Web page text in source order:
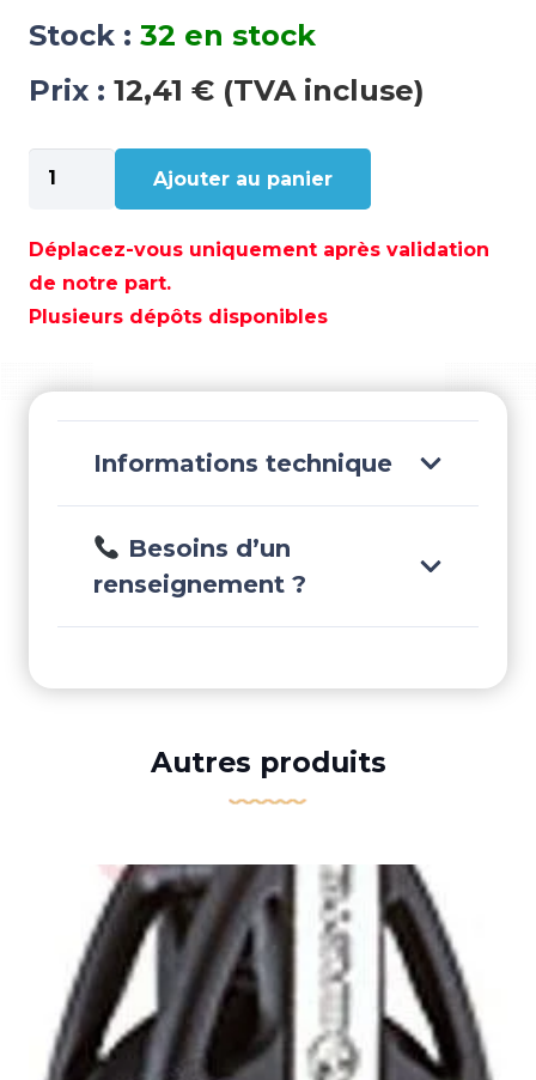
Stock : 32 en stock
Prix : 12,41 € (TVA incluse)
quantité
de
SIMPLE
22MM
-
Ajouter au panier
Déplacez-vous uniquement après validation
de notre part.
Plusieurs dépôts disponibles
Informations technique
Besoins d’un
renseignement ?
Autres produits